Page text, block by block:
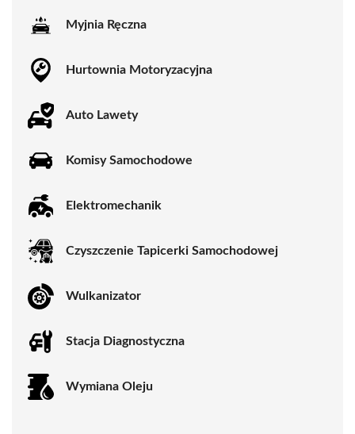
Myjnia Ręczna
Hurtownia Motoryzacyjna
Auto Lawety
Komisy Samochodowe
Elektromechanik
Czyszczenie Tapicerki Samochodowej
Wulkanizator
Stacja Diagnostyczna
Wymiana Oleju